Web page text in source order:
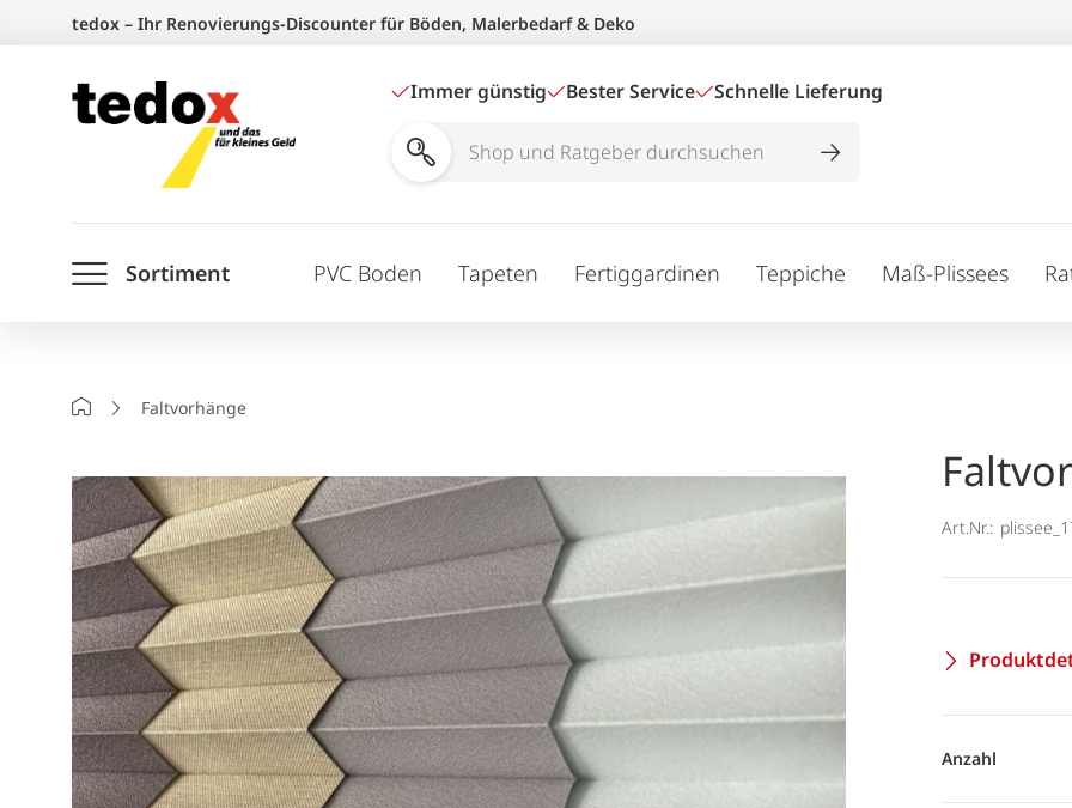
springen
tedox – Ihr Renovierungs-Discounter für Böden, Malerbedarf & Deko
Immer günstig Bester Service Schnelle Lieferung
Shop
durchsuchen
Sortiment PVC Boden Tapeten Fertiggardinen Teppiche Maß-Plissees
StartseiteFaltvorhänge
Art.Nr.:
Anzahl